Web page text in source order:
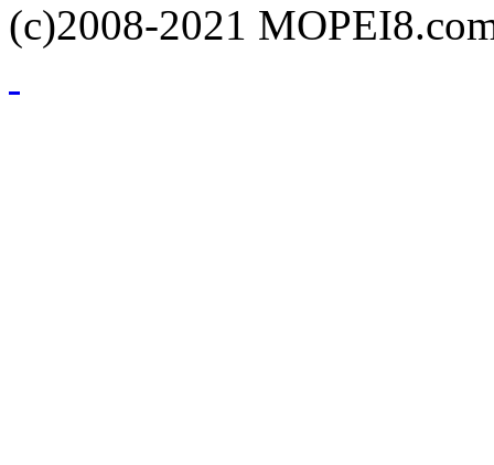
(c)2008-2021